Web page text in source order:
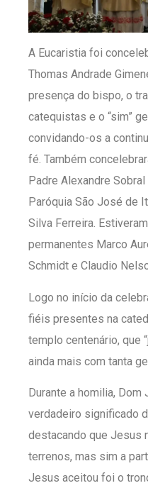
A Eucaristia foi
Thomas Andrade
presença do bispo, o
catequistas e o “sim”
convidando-os a
fé. Também
Padre Alexandre
Paróquia São José de
Silva Ferreira.
permanentes Marco
Schmidt e Claudio
Logo no início da
fiéis presentes na
templo centenário, que
ainda mais com tanta
Durante a homilia,
verdadeiro significado
destacando que Jesus
terrenos, mas sim a
Jesus aceitou foi o